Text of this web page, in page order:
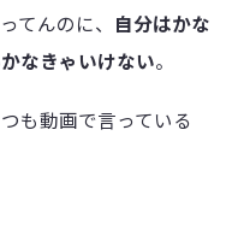
てんのに、 自分はかな
なきゃいけない。
も動画で言っている